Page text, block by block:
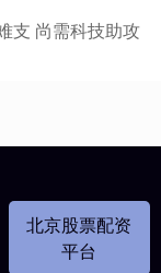
支 尚需科技助攻
北京股票配资
平台